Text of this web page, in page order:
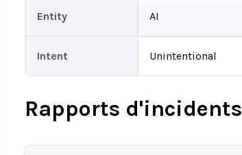
Entity AI
Intent Unintentional
Rapports d'incidents